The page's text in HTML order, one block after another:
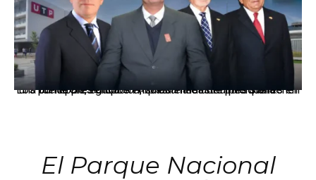
Los principales grupos empresariales del país mantienen una fuerte presencia en Áncash mediante inversiones en comercio, educación, salud e industria pesquera.
El Parque Nacional